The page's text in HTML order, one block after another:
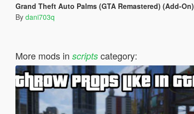
Grand Theft Auto Palms (GTA Remastered) (Add-On)
By dani703q
More mods in scriptscategory: